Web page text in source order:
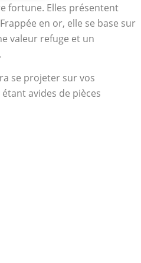
fortune. Elles présentent
en or, elle se base sur
valeur refuge et un
se projeter sur vos
avides de pièces